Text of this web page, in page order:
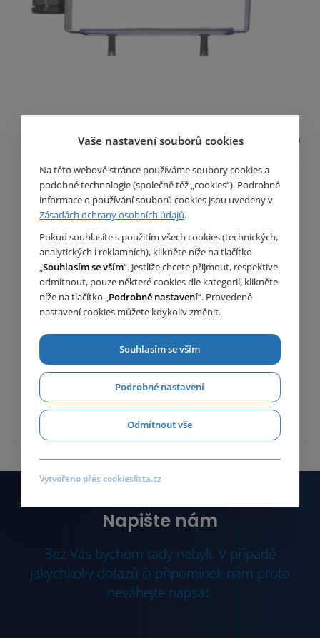
Vodoměrná sestava č.4 204BR (1″x1″) – 211BR (1″x1″)
Kulový kohout typ 211BR se zpětnou klapkou,
vypouštěním F/F do vodoměrného držáku
Další DN ventilů na poptávku
Napište nám
Bez Vás bychom tady nebyli. V případě
jakýchkoliv dotazů či připomínek nám proto
neváhejte napsat.
Vaše nastavení souborů cookies
Na této webové stránce používáme soubory cookies a
podobné technologie (společně též „cookies“). Podrobné
informace o používání souborů cookies jsou uvedeny v
Zásadách ochrany osobních údajů.
Pokud souhlasíte s použitím všech cookies (technických,
analytických i reklamních), klikněte níže na tlačítko
„Souhlasím se vším“. Jestliže chcete přijmout, respektive
odmítnout, pouze některé cookies dle kategorií, klikněte
níže na tlačítko „ Podrobné nastavení“. Provedené
nastavení cookies můžete kdykoliv změnit.
Souhlasím se vším
Podrobné nastavení
Odmítnout vše
Vytvořeno přes cookieslista.cz